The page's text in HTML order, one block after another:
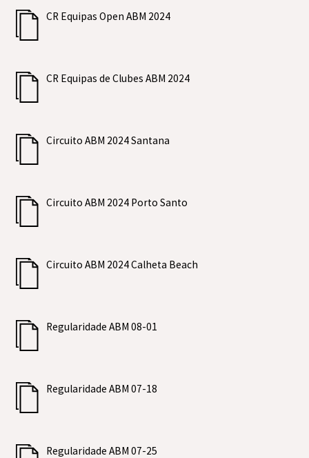
CR Equipas Open ABM 2024
CR Equipas de Clubes ABM 2024
Circuito ABM 2024 Santana
Circuito ABM 2024 Porto Santo
Circuito ABM 2024 Calheta Beach
Regularidade ABM 08-01
Regularidade ABM 07-18
Regularidade ABM 07-25